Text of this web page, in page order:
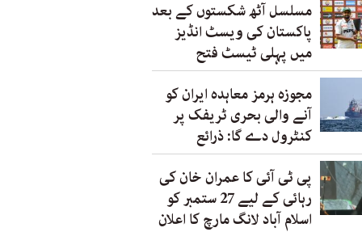
مسلسل آٹھ شکستوں کے بعد
پاکستان کی ویسٹ انڈیز
میں پہلی ٹیسٹ فتح
مجوزہ ہرمز معاہدہ ایران کو
آنے والی بحری ٹریفک پر
کنٹرول دے گا: ذرائع
پی ٹی آئی کا عمران خان کی
رہائی کے لیے 27 ستمبر کو
اسلام آباد لانگ مارچ کا اعلان